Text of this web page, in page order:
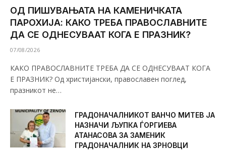
ОД ПИШУВАЊАТА НА КАМЕНИЧКАТА
ПАРОХИЈА: КАКО ТРЕБА ПРАВОСЛАВНИТЕ
ДА СЕ ОДНЕСУВААТ КОГА Е ПРАЗНИК?
07/08/2026
КАКО ПРАВОСЛАВНИТЕ ТРЕБА ДА СЕ ОДНЕСУВААТ КОГА
Е ПРАЗНИК? Од христијански, православен поглед,
празникот не…
ГРАДОНАЧАЛНИКОТ ВАНЧО МИТЕВ ЈА
НАЗНАЧИ ЉУПКА ЃОРГИЕВА
АТАНАСОВА ЗА ЗАМЕНИК
ГРАДОНАЧАЛНИК НА ЗРНОВЦИ